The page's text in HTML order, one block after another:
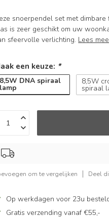
snoerpendel set met
is zeer geschikt om uw
sfeervolle verlichting. Lees
een keuze: *
8,5W DNA spiraal
lamp
8,5W
spiraal
om te vergelijken Deel
Op werkdagen voor 23u
Gratis verzending vanaf €55,-